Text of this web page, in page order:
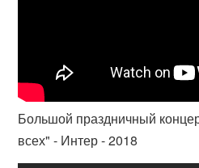
Большой праздничный
всех" - Интер - 2018